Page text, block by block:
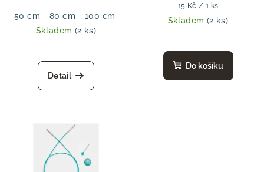
50 cm 80 cm 100 cm
150 cm
Skladem (2 ks)
Detail
Měrná
cena:
15 Kč / 1 ks
Skladem (2 ks)
Do košíku